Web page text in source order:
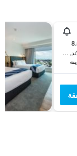
22-26 Albert Street, أوكلاند, نيوزيلندا